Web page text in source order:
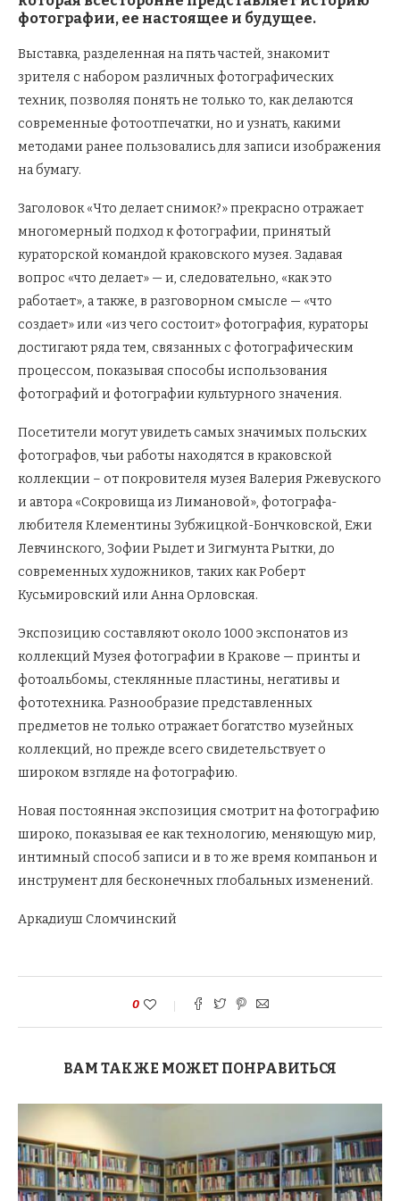
фотографии, ее настоящее и будущее.
Выставка, разделенная на пять частей, знакомит
зрителя с набором различных фотографических
техник, позволяя понять не только то, как делаются
современные фотоотпечатки, но и узнать, какими
методами ранее пользовались для записи изображения
на бумагу.
Заголовок «Что делает снимок?» прекрасно отражает
многомерный подход к фотографии, принятый
кураторской командой краковского музея. Задавая
вопрос «что делает» — и, следовательно, «как это
работает», а также, в разговорном смысле — «что
создает» или «из чего состоит» фотография, кураторы
достигают ряда тем, связанных с фотографическим
процессом, показывая способы использования
фотографий и фотографии культурного значения.
Посетители могут увидеть самых значимых польских
фотографов, чьи работы находятся в краковской
коллекции – от покровителя музея Валерия Ржевуского
и автора «Сокровища из Лимановой», фотографа-
любителя Клементины Зубжицкой-Бончковской, Ежи
Левчинского, Зофии Рыдет и Зигмунта Рытки, до
современных художников, таких как Роберт
Кусьмировский или Анна Орловская.
Экспозицию составляют около 1000 экспонатов из
коллекций Музея фотографии в Кракове — принты и
фотоальбомы, стеклянные пластины, негативы и
фототехника. Разнообразие представленных
предметов не только отражает богатство музейных
коллекций, но прежде всего свидетельствует о
широком взгляде на фотографию.
Новая постоянная экспозиция смотрит на фотографию
широко, показывая ее как технологию, меняющую мир,
интимный способ записи и в то же время компаньон и
инструмент для бесконечных глобальных изменений.
Аркадиуш Сломчинский
0
ВАМ ТАКЖЕ МОЖЕТ ПОНРАВИТЬСЯ